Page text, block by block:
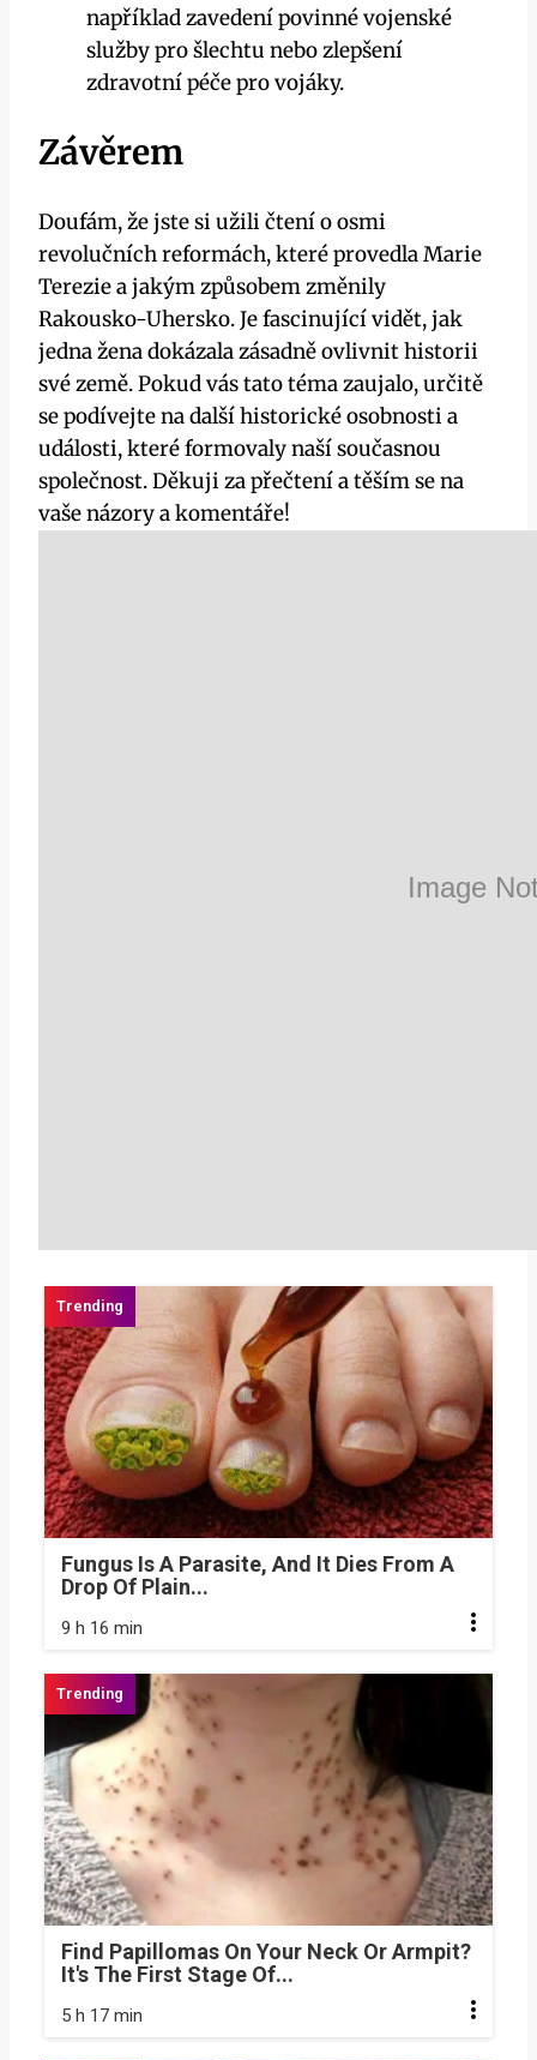
například zavedení povinné vojenské
služby pro šlechtu nebo zlepšení
zdravotní péče pro vojáky.
Závěrem
Doufám, že jste si užili čtení o osmi
revolučních reformách, které provedla Marie
Terezie a jakým způsobem změnily
Rakousko-Uhersko. Je fascinující vidět, jak
jedna žena dokázala zásadně ovlivnit historii
své země. Pokud vás tato téma zaujalo, určitě
se podívejte na další historické osobnosti a
události, které formovaly naší současnou
společnost. Děkuji za přečtení a těším se na
vaše názory a komentáře!
Fungus Is A Parasite, And It Dies From A
Drop Of Plain...
9 h 16 min
Find Papillomas On Your Neck Or Armpit?
It's The First Stage Of...
5 h 17 min